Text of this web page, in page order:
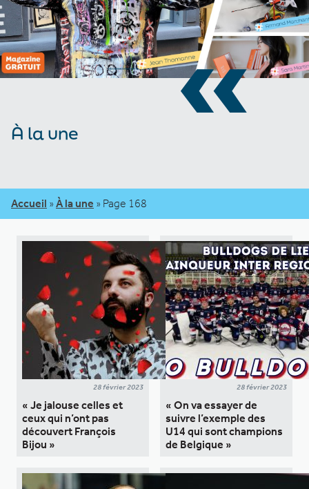
«
À la une
Accueil » À la une » Page 168
28 février 2023
« Je jalouse celles et
ceux qui n’ont pas
découvert François
Bijou »
28 février 2023
« On va essayer de
suivre l’exemple des
U14 qui sont champions
de Belgique »